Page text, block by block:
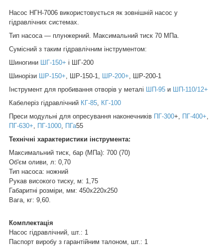
Насос НГН-7006 використовується як зовнішній насос у
гідравлічних системах.
Тип насоса — плунжерний. Максимальний тиск 70 МПа.
Сумісний з таким гідравлічним інструментом:
Шиногини
ШГ-150+ і ШГ-200
Шинорізи
ШР-150+ , ШР-150-1, ШР-200+ , ШР-200-1
Інструмент для пробивання отворів у металі
ШП-95 и
ШП-110/12+
Кабелеріз гідравлічний КГ-85
КГ-100
Преси модульні для опресування наконечників ПГ-300+, ПГ-400+
ПГ-630+
ПГ-1000 ПГа55
Технічні характеристики інструмента:
Максимальний тиск, бар (МПа): 700 (70)
Об'єм оливи, л: 0,70
Тип насоса: ножний
Рукав високого тиску, м: 1,75
Габаритні розміри, мм: 450х220х250
Вага, кг: 9,60.
Комплектація
Насос гідравлічний, шт.: 1
Паспорт виробу з гарантійним талоном, шт.: 1